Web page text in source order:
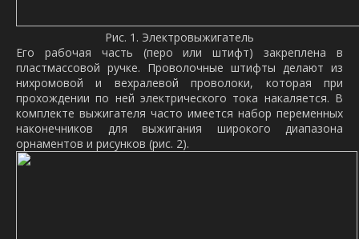
Рис. 1. Электровыжигатель
Его рабочая часть (перо или штифт) закреплена в
пластмассовой ручке. Проволочные штифты делают из
нихромовой и вехралевой проволоки, которая при
прохождении по ней электрического тока накаляется. В
комплекте выжигателя часто имеется набор переменных
наконечников для выжигания широкого диапазона
орнаментов и рисунков (рис. 2).